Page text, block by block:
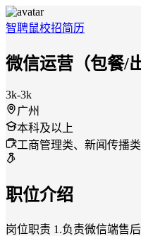
智聘鼠校招简历
微信运营（包餐/
3k-3k
广州
本科及以上
工商管理类、新闻传播
职位介绍
岗位职责 1.负责微信端售